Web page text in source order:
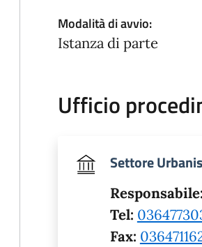
Modalità di avvio:
Istanza di parte
Ufficio
Settore
Responsabile:
Tel:
Fax: